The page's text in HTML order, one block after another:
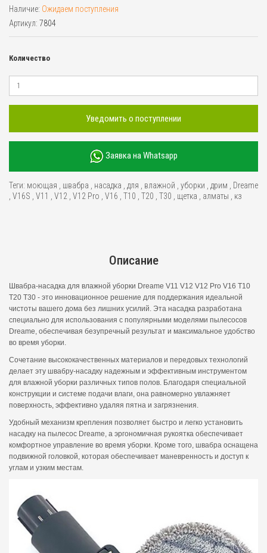
Наличие: Ожидаем поступления
Артикул: 7804
Количество
Уведомить о поступлении
Заявка на Whatsapp
Теги: моющая швабра насадка для влажной уборки дрим
Dreame
V16S V11 V12 V12 Pro V16 T10 T20 T30 щетка алматы кз
Описание
Швабра-насадка для влажной уборки Dreame V11 V12 V12 Pro V16 T10
T20 T30 - это инновационное решение для поддержания идеальной
чистоты вашего дома без лишних усилий. Эта насадка разработана
специально для использования с популярными моделями пылесосов
Dreame, обеспечивая безупречный результат и максимальное удобство
во время уборки.
Сочетание высококачественных материалов и передовых технологий
делает эту швабру-насадку надежным и эффективным инструментом
для влажной уборки различных типов полов. Благодаря специальной
конструкции и системе подачи влаги, она равномерно увлажняет
поверхность, эффективно удаляя пятна и загрязнения.
Удобный механизм крепления позволяет быстро и легко установить
насадку на пылесос Dreame, а эргономичная рукоятка обеспечивает
комфортное управление во время уборки. Кроме того, швабра оснащена
подвижной головкой, которая обеспечивает маневренность и доступ к
углам и узким местам.